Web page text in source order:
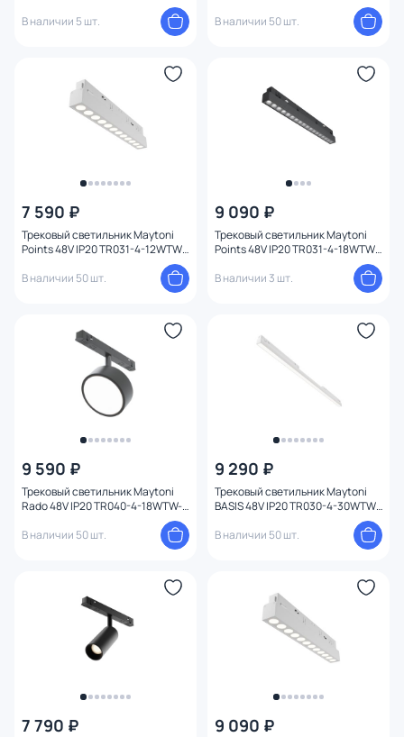
В наличии 5 шт.
В наличии 50 шт.
7 590 ₽
Трековый светильник Maytoni
Points 48V IP20 TR031-4-12WTW-
В наличии 50 шт.
9 090 ₽
Трековый светильник Maytoni
Points 48V IP20 TR031-4-18WTW-
В наличии 3 шт.
9 590 ₽
Трековый светильник Maytoni
Rado 48V IP20 TR040-4-18WTW-
В наличии 50 шт.
9 290 ₽
Трековый светильник Maytoni
BASIS 48V IP20 TR030-4-30WTW-
В наличии 50 шт.
7 790 ₽ 9 090 ₽